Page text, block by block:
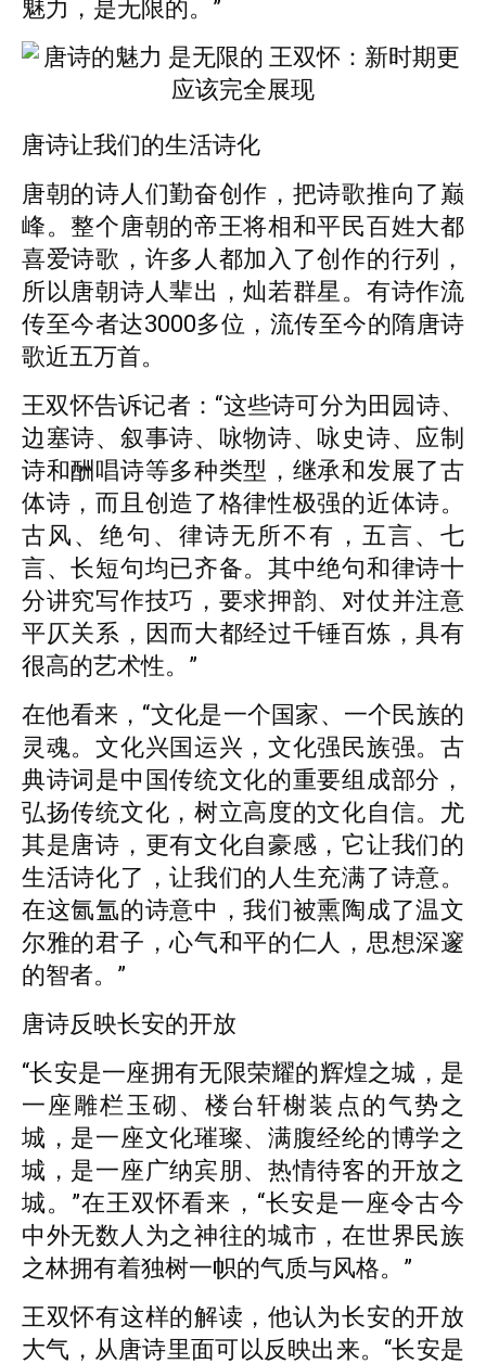
魅力，是无限的。”
唐诗让我们的生活诗化
唐朝的诗人们勤奋创作，把诗歌推向了巅
峰。整个唐朝的帝王将相和平民百姓大都
喜爱诗歌，许多人都加入了创作的行列，
所以唐朝诗人辈出，灿若群星。有诗作流
传至今者达3000多位，流传至今的隋唐诗
歌近五万首。
王双怀告诉记者：“这些诗可分为田园诗、
边塞诗、叙事诗、咏物诗、咏史诗、应制
诗和酬唱诗等多种类型，继承和发展了古
体诗，而且创造了格律性极强的近体诗。
古风、绝句、律诗无所不有，五言、七
言、长短句均已齐备。其中绝句和律诗十
分讲究写作技巧，要求押韵、对仗并注意
平仄关系，因而大都经过千锤百炼，具有
很高的艺术性。”
在他看来，“文化是一个国家、一个民族的
灵魂。文化兴国运兴，文化强民族强。古
典诗词是中国传统文化的重要组成部分，
弘扬传统文化，树立高度的文化自信。尤
其是唐诗，更有文化自豪感，它让我们的
生活诗化了，让我们的人生充满了诗意。
在这氤氲的诗意中，我们被熏陶成了温文
尔雅的君子，心气和平的仁人，思想深邃
的智者。”
唐诗反映长安的开放
“长安是一座拥有无限荣耀的辉煌之城，是
一座雕栏玉砌、楼台轩榭装点的气势之
城，是一座文化璀璨、满腹经纶的博学之
城，是一座广纳宾朋、热情待客的开放之
城。”在王双怀看来，“长安是一座令古今
中外无数人为之神往的城市，在世界民族
之林拥有着独树一帜的气质与风格。”
王双怀有这样的解读，他认为长安的开放
大气，从唐诗里面可以反映出来。“长安是